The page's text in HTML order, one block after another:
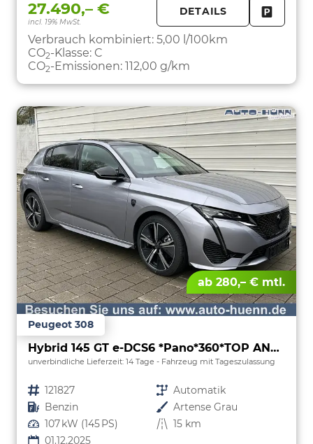
27.490,– €
incl. 19% MwSt.
DETAILS
Verbrauch kombiniert: 5,00 l/100km
CO2-Klasse: C
CO2-Emissionen: 112,00 g/km
ab 280,– € mtl.
Peugeot 308
Hybrid 145 GT e-DCS6 *Pano*360*TOP ANGEBOT
unverbindliche Lieferzeit: 14 Tage Fahrzeug mit Tageszulassung
Fahrzeugnr. 121827 Getriebe Automatik
Kraftstoff Benzin Außenfarbe Artense Grau
Leistung 107 kW (145 PS) Kilometerstand 15 km
01.12.2025